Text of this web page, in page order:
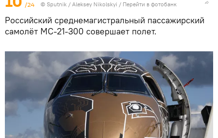
/24 © Sputnik / Aleksey Nikolskyi / Перейти в фотобанк
Российский среднемагистральный пассажирский
самолёт МС-21-300 совершает полет.